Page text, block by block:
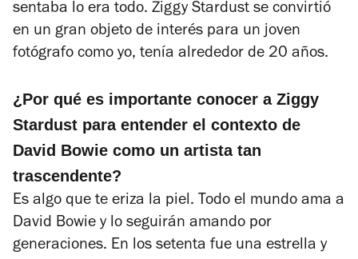
sentaba lo era todo. Ziggy Stardust se convirtió
en un gran objeto de interés para un joven
fotógrafo como yo, tenía alrededor de 20 años.
¿Por qué es importante conocer a Ziggy
Stardust para entender el contexto de
David Bowie como un artista tan
trascendente?
Es algo que te eriza la piel. Todo el mundo ama a
David Bowie y lo seguirán amando por
generaciones. En los setenta fue una estrella y